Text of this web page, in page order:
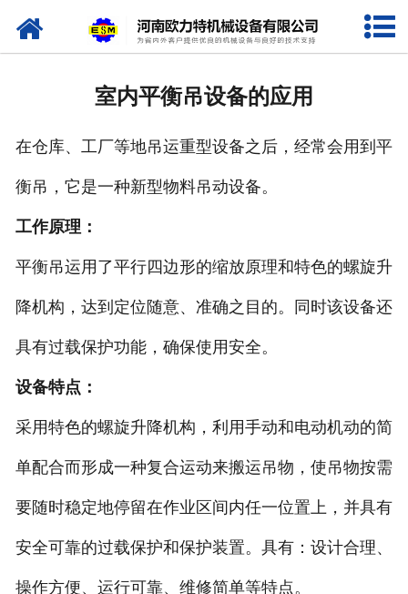
网站首页
企业相册
资质荣誉
联系我们
室内平衡吊设备的应用
在仓库、工厂等地吊运重型设备之后，经常会用到平
衡吊，它是一种新型物料吊动设备。
工作原理：
平衡吊运用了平行四边形的缩放原理和特色的螺旋升
降机构，达到定位随意、准确之目的。同时该设备还
具有过载保护功能，确保使用安全。
设备特点：
采用特色的螺旋升降机构，利用手动和电动机动的简
单配合而形成一种复合运动来搬运吊物，使吊物按需
要随时稳定地停留在作业区间内任一位置上，并具有
安全可靠的过载保护和保护装置。具有：设计合理、
操作方便、运行可靠、维修简单等特点。